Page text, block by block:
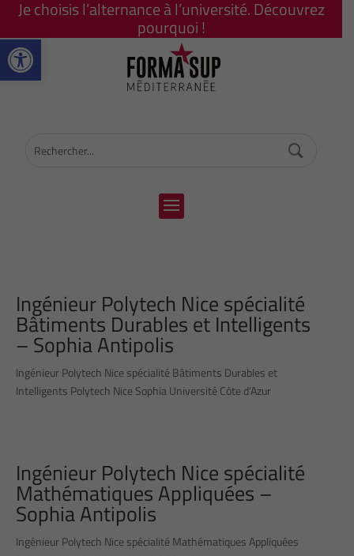
Ouvrir la barre d’outils
Je choisis l’alternance à l’université. Découvrez
pourquoi !
Ingénieur Polytech Nice spécialité
Bâtiments Durables et Intelligents
– Sophia Antipolis
Ingénieur Polytech Nice spécialité Bâtiments Durables et
Intelligents Polytech Nice Sophia Université Côte d’Azur
Ingénieur Polytech Nice spécialité
Mathématiques Appliquées –
Sophia Antipolis
Ingénieur Polytech Nice spécialité Mathématiques Appliquées